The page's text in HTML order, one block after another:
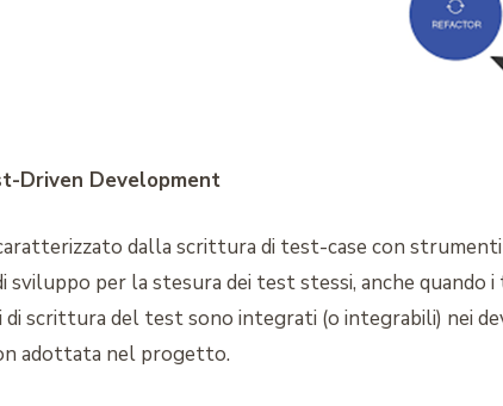
Driven Development
dalla scrittura di test-case con
sviluppo per la stesura dei test stessi, anche quando
scrittura del test sono integrati (o integrabili) nei
adottata nel progetto.